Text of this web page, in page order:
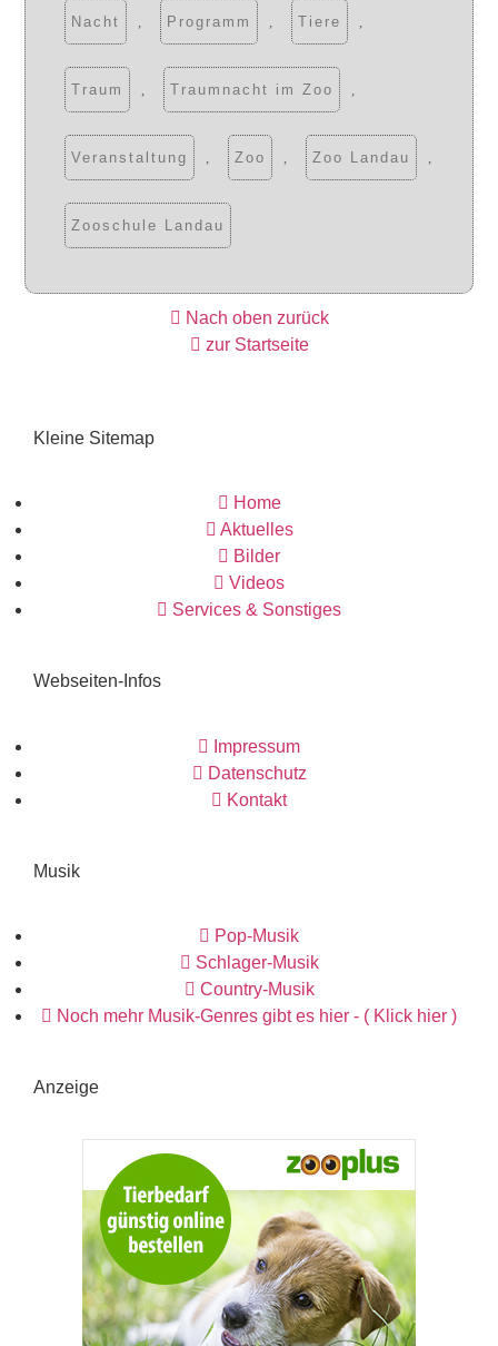
Nacht Programm Tiere
Traum Traumnacht im Zoo
Veranstaltung Zoo Zoo Landau
Zooschule Landau
Nach oben zurück
zur Startseite
Kleine Sitemap
Home
Aktuelles
Bilder
Videos
Services & Sonstiges
Webseiten-Infos
Impressum
Datenschutz
Kontakt
Musik
Pop-Musik
Schlager-Musik
Country-Musik
Noch mehr Musik-Genres gibt es hier - ( Klick hier )
Anzeige